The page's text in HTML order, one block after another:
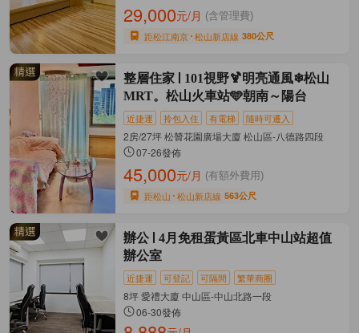
29,000元/月 (含管理費)
距松江南京 松山新店線 380公尺
整層住家
101視野🍹明亮通風❄松山
MRT。松山火車站🩵朝南～陽台
近捷運 拎包入住 有電梯 隨時可遷入
2房/27坪 松贊花園廣場大廈 松山區-八德路四段
07-26發佈
45,000元/月 (有額外費用)
距松山 松山新店線 563公尺
辦公
4月免租蛋黃區北車中山站超值
辦公室
近捷運 可登記 可隔間 繁華商圈
8坪 愛禮大廈 中山區-中山北路一段
06-30發佈